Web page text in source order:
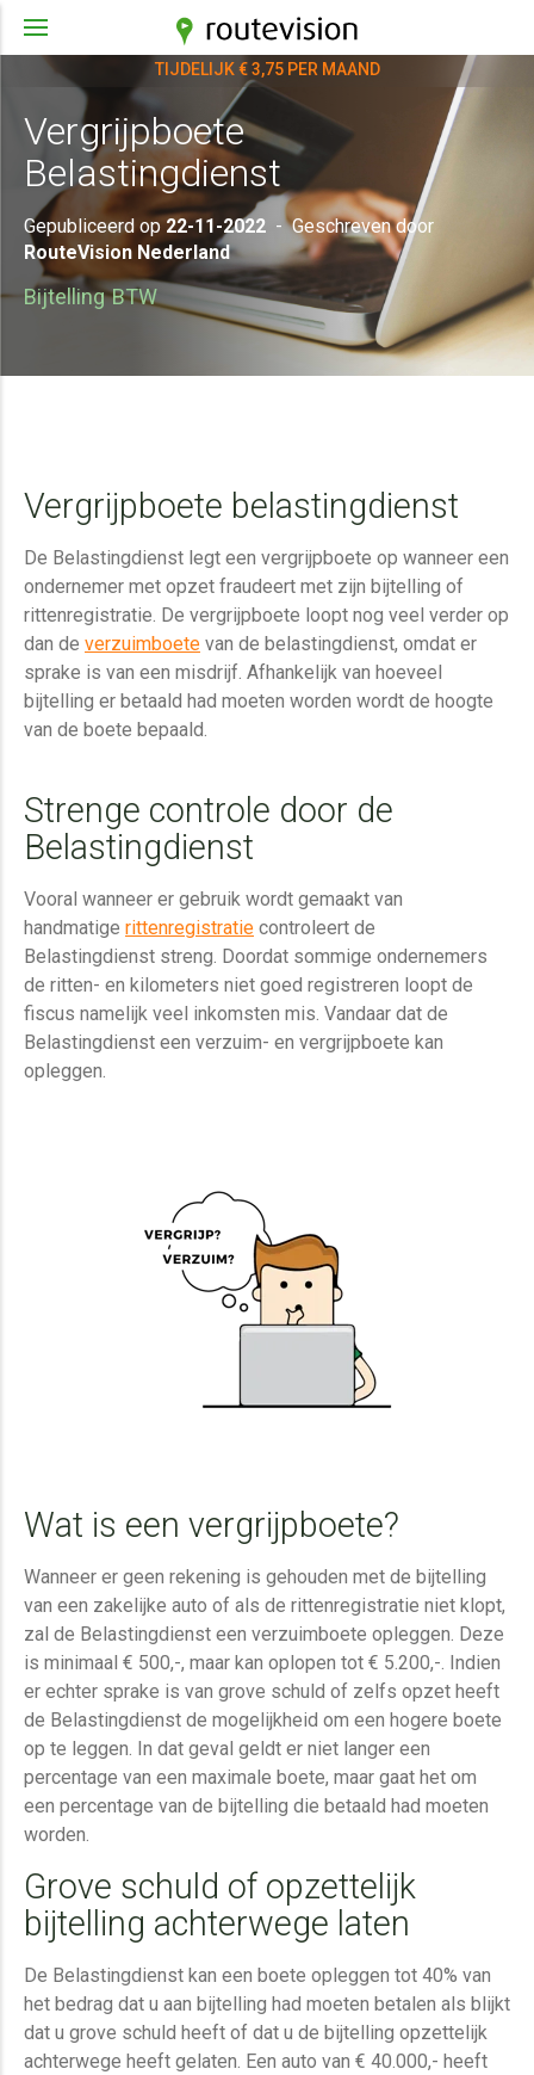
TIJDELIJK € 3,75 PER MAAND
Vergrijpboete
Belastingdienst
Gepubliceerd op 22-11-2022 - Geschreven door
RouteVision Nederland
Bijtelling BTW
Vergrijpboete belastingdienst
De Belastingdienst legt een vergrijpboete op wanneer een
ondernemer met opzet fraudeert met zijn bijtelling of
rittenregistratie. De vergrijpboete loopt nog veel verder op
dan de verzuimboete van de belastingdienst, omdat er
sprake is van een misdrijf. Afhankelijk van hoeveel
bijtelling er betaald had moeten worden wordt de hoogte
van de boete bepaald.
Strenge controle door de
Belastingdienst
Vooral wanneer er gebruik wordt gemaakt van
handmatige rittenregistratie controleert de
Belastingdienst streng. Doordat sommige ondernemers
de ritten- en kilometers niet goed registreren loopt de
fiscus namelijk veel inkomsten mis. Vandaar dat de
Belastingdienst een verzuim- en vergrijpboete kan
opleggen.
Wat is een vergrijpboete?
Wanneer er geen rekening is gehouden met de bijtelling
van een zakelijke auto of als de rittenregistratie niet klopt,
zal de Belastingdienst een verzuimboete opleggen. Deze
is minimaal € 500,-, maar kan oplopen tot € 5.200,-. Indien
er echter sprake is van grove schuld of zelfs opzet heeft
de Belastingdienst de mogelijkheid om een hogere boete
op te leggen. In dat geval geldt er niet langer een
percentage van een maximale boete, maar gaat het om
een percentage van de bijtelling die betaald had moeten
worden.
Grove schuld of opzettelijk
bijtelling achterwege laten
De Belastingdienst kan een boete opleggen tot 40% van
het bedrag dat u aan bijtelling had moeten betalen als blijkt
dat u grove schuld heeft of dat u de bijtelling opzettelijk
achterwege heeft gelaten. Een auto van € 40.000,- heeft